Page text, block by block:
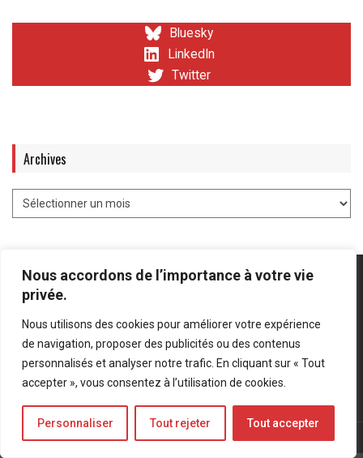
Nous accordons de l’importance à votre vie
privée.
Nous utilisons des cookies pour améliorer votre expérience
de navigation, proposer des publicités ou des contenus
personnalisés et analyser notre trafic. En cliquant sur « Tout
accepter », vous consentez à l’utilisation de cookies.
Personnaliser Tout rejeter Tout accepter
Bluesky
LinkedIn
Twitter
Archives
Mentions légales-Politique de confidentialité
Bluesky
LinkedIn
Twitter
© Forces Operations Blog - 2022